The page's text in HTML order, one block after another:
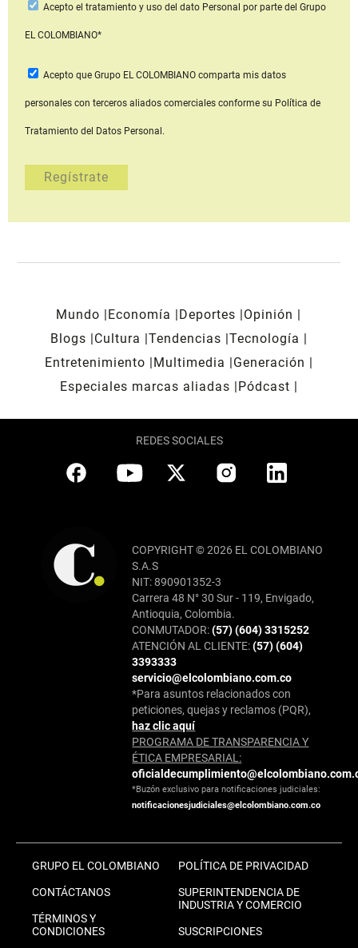
Acepto el tratamiento y uso del dato Personal por parte del Grupo
EL COLOMBIANO*
Acepto que Grupo EL COLOMBIANOcomparta mis datos
personales con terceros aliados comerciales conforme su Política de
Tratamiento del Datos Personal.
Mundo Economía Deportes
Opinión
Blogs
Cultura Tendencias Tecnología
Entretenimiento
Multimedia
Generación
Especiales marcas aliadas
Pódcast
REDES SOCIALES
COPYRIGHT © 2026 EL COLOMBIANO
S.A.S
NIT: 890901352-3
Carrera 48 N° 30 Sur - 119, Envigado,
Antioquia, Colombia.
CONMUTADOR:(57) (604) 3315252
ATENCIÓN AL CLIENTE:(57) (604)
3393333
servicio@elcolombiano.com.co
*Para asuntos relacionados con
peticiones, quejas y reclamos (PQR),
haz clic aquí
PROGRAMA DE TRANSPARENCIA Y
ÉTICA EMPRESARIAL:
*Buzón exclusivo para notificaciones judiciales:
notificacionesjudiciales@elcolombiano.com.co
GRUPO EL COLOMBIANO
CONTÁCTANOS
TÉRMINOS Y
CONDICIONES
POLÍTICA DE PRIVACIDAD
SUPERINTENDENCIA DE
INDUSTRIA Y COMERCIO
SUSCRIPCIONES